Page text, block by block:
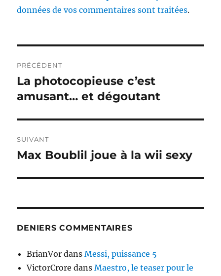
données de vos commentaires sont traitées.
de
l’article
PRÉCÉDENT
Publication
précédente :
La photocopieuse c’est
amusant… et dégoutant
SUIVANT
Publication
Max Boublil joue à la wii sexy
DENIERS COMMENTAIRES
BrianVor dansMessi, puissance 5
VictorCrore dansMaestro, le teaser pour le